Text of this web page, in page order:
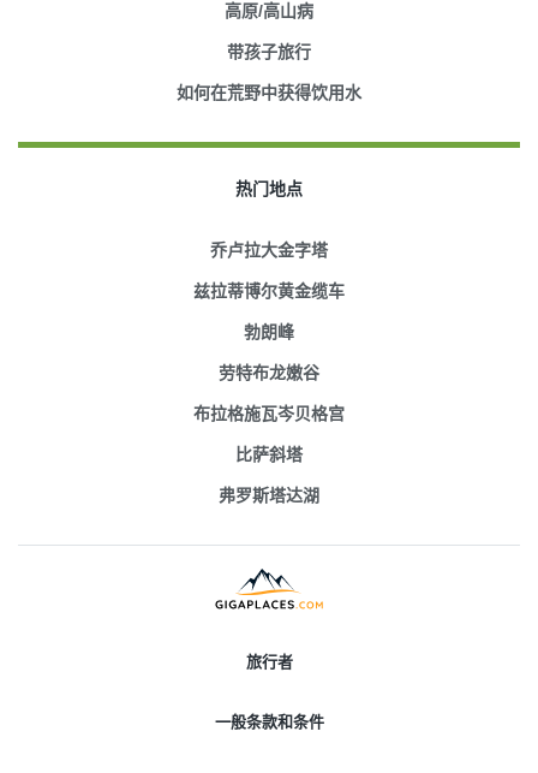
高原/高山病
带孩子旅行
如何在荒野中获得饮用水
热门地点
乔卢拉大金字塔
兹拉蒂博尔黄金缆车
勃朗峰
劳特布龙嫩谷
布拉格施瓦岑贝格宫
比萨斜塔
弗罗斯塔达湖
旅行者
一般条款和条件